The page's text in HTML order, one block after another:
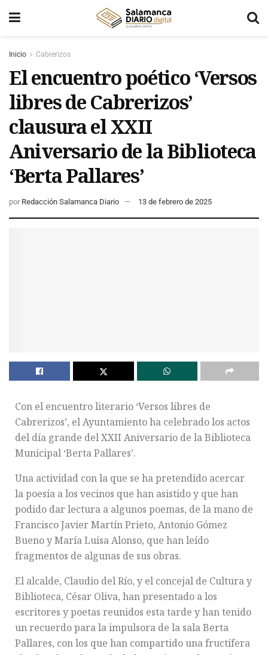
Inicio Cabrerizos
El encuentro poético ‘Versos
libres de Cabrerizos’
clausura el XXII
Aniversario de la Biblioteca
‘Berta Pallares’
por Redacción Salamanca Diario 13 de febrero de 2025
Con el encuentro literario ‘Versos libres de
Cabrerizos’, el Ayuntamiento ha celebrado los actos
del día grande del XXII Aniversario de la Biblioteca
Municipal ‘Berta Pallares’.
Una actividad con la que se ha pretendido acercar
la poesía a los vecinos que han asistido y que han
podido dar lectura a algunos poemas, de la mano de
Francisco Javier Martín Prieto, Antonio Gómez
Bueno y María Luisa Alonso, que han leído
fragmentos de algunas de sus obras.
El alcalde, Claudio del Río, y el concejal de Cultura y
Biblioteca, César Oliva, han presentado a los
escritores y poetas reunidos esta tarde y han tenido
un recuerdo para la impulsora de la sala Berta
Pallares, con los que han compartido una fructífera